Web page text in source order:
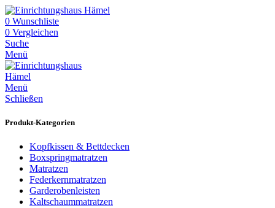
0 Wunschliste
0 Vergleichen
Suche
Menü
Menü
Schließen
Produkt-Kategorien
Kopfkissen & Bettdecken
Boxspringmatratzen
Matratzen
Federkernmatratzen
Garderobenleisten
Kaltschaummatratzen